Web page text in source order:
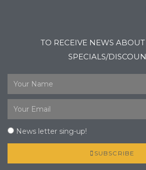
TO RECEIVE NEWS ABOUT
SPECIALS/
News letter sing-up!
SUBSCRIBE